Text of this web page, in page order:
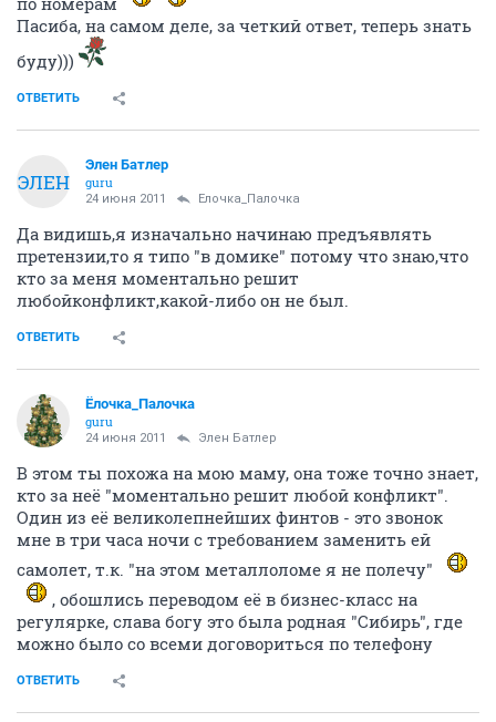
Пасиба, на самом деле, за четкий ответ, теперь знать
буду)))
ОТВЕТИТЬ
ЭЛЕН
Элен Батлер
guru
24 июня 2011 Ёлочка_Палочка
Да видишь,я изначально начинаю предъявлять
претензии,то я типо "в домике" потому что знаю,что
кто за меня моментально решит
любойконфликт,какой-либо он не был.
ОТВЕТИТЬ
Ёлочка_Палочка
guru
24 июня 2011 Элен Батлер
В этом ты похожа на мою маму, она тоже точно знает,
кто за неё "моментально решит любой конфликт".
Один из её великолепнейших финтов - это звонок
мне в три часа ночи с требованием заменить ей
самолет, т.к. "на этом металлоломе я не полечу"
, обошлись переводом её в бизнес-класс на
регулярке, слава богу это была родная "Сибирь", где
можно было со всеми договориться по телефону
ОТВЕТИТЬ